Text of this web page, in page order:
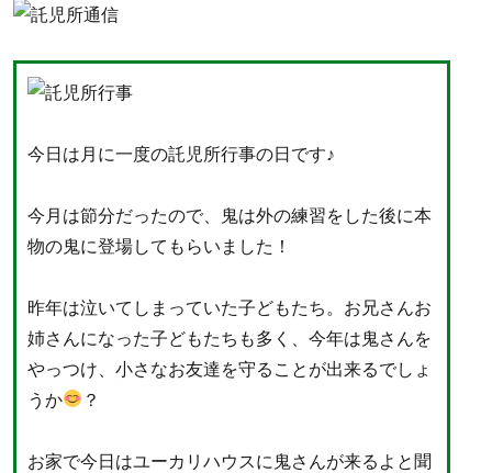
今日は月に一度の託児所行事の日です♪
今月は節分だったので、鬼は外の練習をした後に本
物の鬼に登場してもらいました！
昨年は泣いてしまっていた子どもたち。お兄さんお
姉さんになった子どもたちも多く、今年は鬼さんを
やっつけ、小さなお友達を守ることが出来るでしょ
うか
？
お家で今日はユーカリハウスに鬼さんが来るよと聞